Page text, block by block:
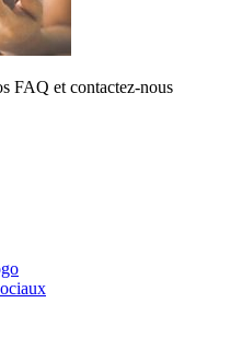
FAQ et contactez-nous